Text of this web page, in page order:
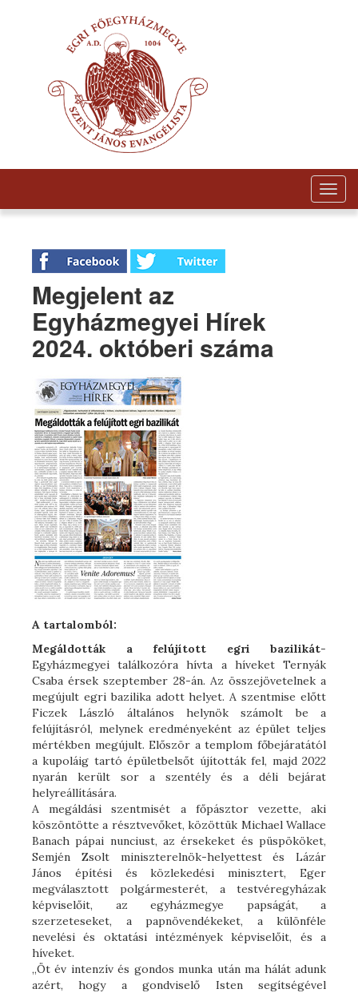
Megjelent az
Egyházmegyei Hírek
2024. októberi száma
A tartalomból:
Megáldották a felújított egri bazilikát-
Egyházmegyei találkozóra hívta a híveket Ternyák
Csaba érsek szeptember 28-án. Az összejövetelnek a
megújult egri bazilika adott helyet. A szentmise előtt
Ficzek László általános helynök számolt be a
felújításról, melynek eredményeként az épület teljes
mértékben megújult. Először a templom főbejáratától
a kupoláig tartó épületbelsőt újították fel, majd 2022
nyarán került sor a szentély és a déli bejárat
helyreállítására.
A megáldási szentmisét a főpásztor vezette, aki
köszöntötte a résztvevőket, közöttük Michael Wallace
Banach pápai nunciust, az érsekeket és püspököket,
Semjén Zsolt miniszterelnök-helyettest és Lázár
János építési és közlekedési minisztert, Eger
megválasztott polgármesterét, a testvéregyházak
képviselőit, az egyházmegye papságát, a
szerzeteseket, a papnövendékeket, a különféle
nevelési és oktatási intézmények képviselőit, és a
híveket.
„Öt év intenzív és gondos munka után ma hálát adunk
azért, hogy a gondviselő Isten segítségével